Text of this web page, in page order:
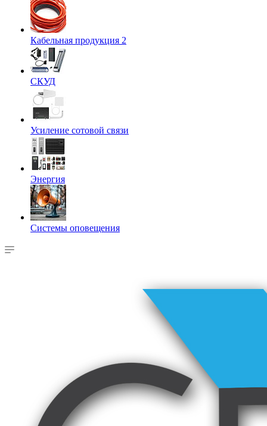
Кабельная продукция 2
СКУД
Усиление сотовой связи
Энергия
Системы оповещения